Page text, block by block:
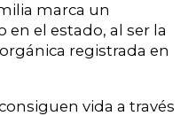
marca un
el estado, al ser la
registrada en
vida a través